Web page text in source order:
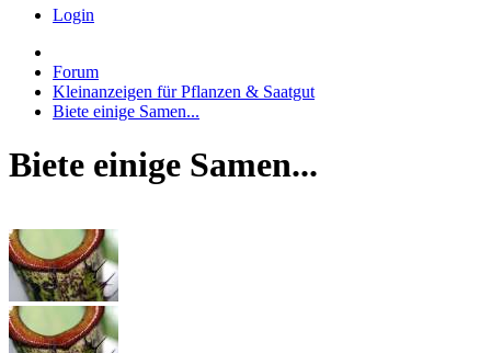
Login
Forum
Kleinanzeigen für Pflanzen & Saatgut
Biete einige Samen...
Biete einige Samen...